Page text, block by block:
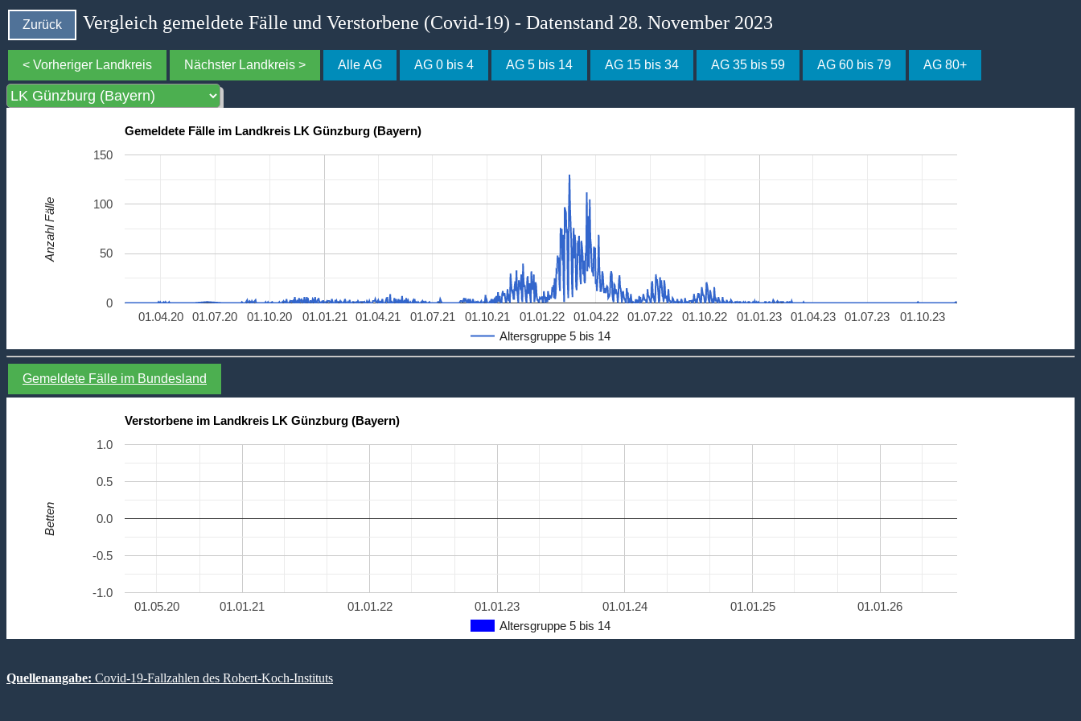
Zurück Vergleich gemeldete Fälle und Verstorbene (Covid-19) - Datenstand 28. November 2023
< Vorheriger Landkreis Nächster Landkreis > Alle AG AG 0 bis 4 AG 5 bis 14 AG 15 bis 34 AG 35 bis 59 AG 60 bis 79 AG 80+
Gemeldete Fälle im Landkreis LK Günzburg (Bayern)
Altersgruppe 5 bis 14
01.01.21 01.01.22 01.01.23
01.04.20 01.07.20 01.10.20 01.04.21 01.07.21 01.10.21 01.04.22 01.07.22 01.10.22 01.04.23 01.07.23 01.10.23
0
50
100
150
Anzahl Fälle
Gemeldete Fälle im Bundesland
Verstorbene im Landkreis LK Günzburg (Bayern)
Altersgruppe 5 bis 14
01.01.21 01.01.22 01.01.23 01.01.24 01.01.25 01.01.26
01.05.20
-1.0
-0.5
0.0
0.5
1.0
Betten
Quellenangabe: Covid-19-Fallzahlen des Robert-Koch-Instituts